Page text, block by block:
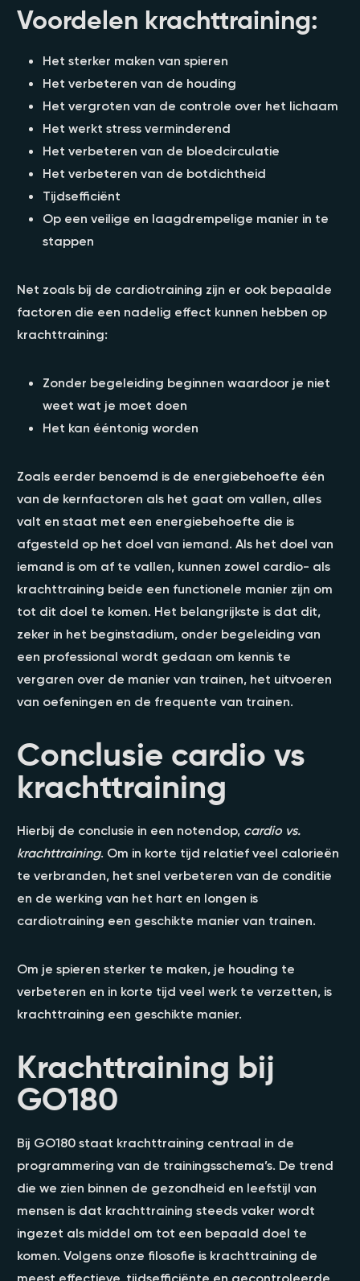
Voordelen krachttraining:
Het sterker maken van spieren
Het verbeteren van de houding
Het vergroten van de controle over het lichaam
Het werkt stress verminderend
Het verbeteren van de bloedcirculatie
Het verbeteren van de botdichtheid
Tijdsefficiënt
Op een veilige en laagdrempelige manier in te
stappen
Net zoals bij de cardiotraining zijn er ook bepaalde
factoren die een nadelig effect kunnen hebben op
krachttraining:
Zonder begeleiding beginnen waardoor je niet
weet wat je moet doen
Het kan ééntonig worden
Zoals eerder benoemd is de energiebehoefte één
van de kernfactoren als het gaat om vallen, alles
valt en staat met een energiebehoefte die is
afgesteld op het doel van iemand. Als het doel van
iemand is om af te vallen, kunnen zowel cardio- als
krachttraining beide een functionele manier zijn om
tot dit doel te komen. Het belangrijkste is dat dit,
zeker in het beginstadium, onder begeleiding van
een professional wordt gedaan om kennis te
vergaren over de manier van trainen, het uitvoeren
van oefeningen en de frequente van trainen.
Conclusie cardio vs
krachttraining
Hierbij de conclusie in een notendop, cardio vs.
krachttraining. Om in korte tijd relatief veel calorieën
te verbranden, het snel verbeteren van de conditie
en de werking van het hart en longen is
cardiotraining een geschikte manier van trainen.
Om je spieren sterker te maken, je houding te
verbeteren en in korte tijd veel werk te verzetten, is
krachttraining een geschikte manier.
Krachttraining bij
GO180
Bij GO180 staat krachttraining centraal in de
programmering van de trainingsschema’s. De trend
die we zien binnen de gezondheid en leefstijl van
mensen is dat krachttraining steeds vaker wordt
ingezet als middel om tot een bepaald doel te
komen. Volgens onze filosofie is krachttraining de
meest effectieve, tijdsefficiënte en gecontroleerde